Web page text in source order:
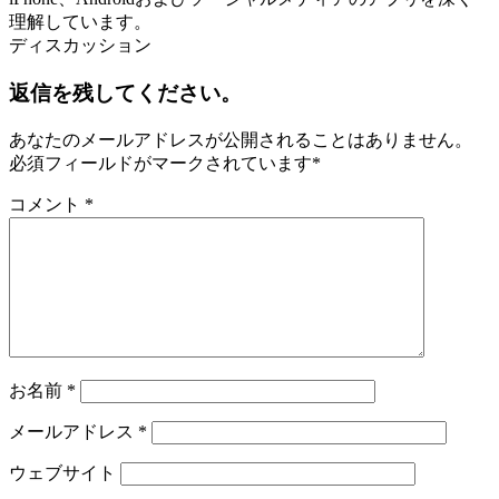
理解しています。
ディスカッション
返信を残してください。
あなたのメールアドレスが公開されることはありません。
必須フィールドがマークされています*
コメント *
お名前 *
メールアドレス *
ウェブサイト